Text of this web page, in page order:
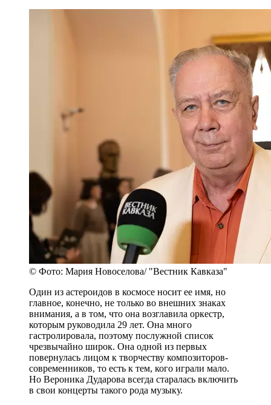
© Фото: Мария Новоселова/ "Вестник Кавказа"
Один из астероидов в космосе носит ее имя, но
главное, конечно, не только во внешних знаках
внимания, а в том, что она возглавила оркестр,
которым руководила 29 лет. Она много
гастролировала, поэтому послужной список
чрезвычайно широк. Она одной из первых
повернулась лицом к творчеству композиторов-
современников, то есть к тем, кого играли мало.
Но Вероника Дударова всегда старалась включить
в свои концерты такого рода музыку.